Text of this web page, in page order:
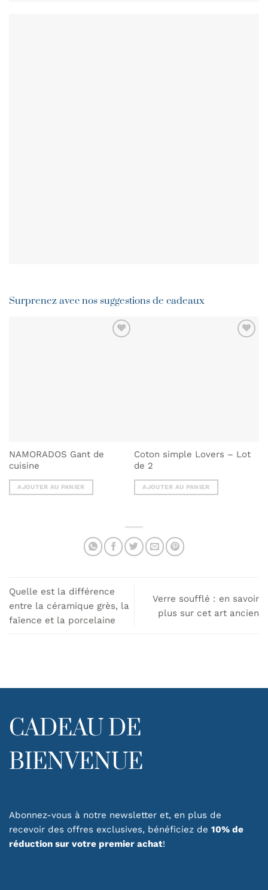
Surprenez avec nos suggestions de cadeaux
NAMORADOS Gant de
cuisine
AJOUTER AU PANIER
Coton simple Lovers – Lot
de 2
AJOUTER AU PANIER
Quelle est la différence
entre la céramique grès, la
faïence et la porcelaine
Verre soufflé : en savoir
plus sur cet art ancien
CADEAU DE
BIENVENUE
Abonnez-vous à notre newsletter et, en plus de
recevoir des offres exclusives, bénéficiez de 10% de
réduction sur votre premier achat!